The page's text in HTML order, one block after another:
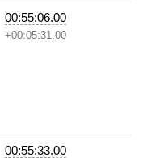
00:55:06.00
+00:05:31.00
00:55:33.00